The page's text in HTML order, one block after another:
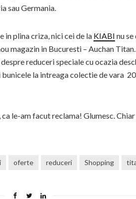
sau Germania.
in plina criza, nici cei de la KIABI nu
magazin in Bucuresti – Auchan
reduceri speciale cu ocazia
la intreaga colectie de vara
le-am facut reclama! Glumesc.
oferte reduceri Shopping